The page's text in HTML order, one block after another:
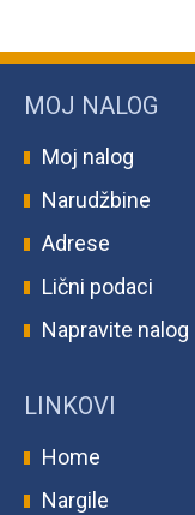
MOJ NALOG
Moj nalog
Narudžbine
Adrese
Lični podaci
Napravite nalog
LINKOVI
Home
Nargile